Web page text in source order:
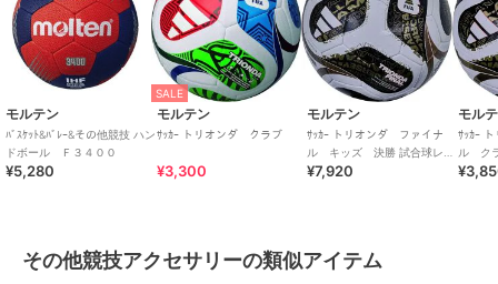
モルテン
ﾊﾞｽｹｯﾄ&ﾊﾞﾚｰ&その他競技 ハン
ドボール Ｆ３４００
¥5,280
SALE
モルテン
ｻｯｶｰ トリオンダ クラブ
¥3,300
モルテン
ｻｯｶｰ トリオンダ ファイナ
ル キッズ 決勝 試合球レプ
リカ4号球モデル(JFA検定球)
¥7,920
モル
ｻｯｶｰ
ル ク
リカ3
その他競技アクセサリーの類似アイテム